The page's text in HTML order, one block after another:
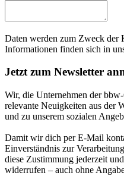
Daten werden zum Zweck der
Informationen finden sich in
Jetzt zum Newsletter
Wir, die Unternehmen der
relevante Neuigkeiten aus der
und zu unserem sozialen
Damit wir dich per E-Mail
Einverständnis zur
diese Zustimmung jederzeit
widerrufen – auch ohne